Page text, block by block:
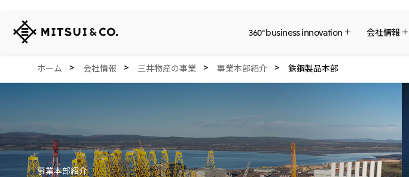
三
井
360° business innovation 会社情報
360° business innovation.
三井物産ブランド・プロジェクト
会社情報 社長メッセージ
リリース What's New
2023年
2020年
サステナビリティ サステナビリティ最新情報
「三井物産の森」LEAPアプローチ
投資家情報 IR最新情報
Careers 三井物産について
Network Website 日本
北米
米国三井物産株式会社
ホーム 会社情報 三井物産の事業 事業本部紹介 鉄鋼製品本部
事業本部紹介